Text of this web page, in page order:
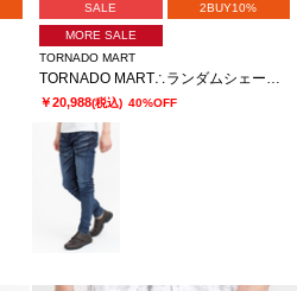
SALE 2BUY10%
MORE SALE
TORNADO MART
TORNADO MART∴ランダムシェービングスキニーデニム
￥20,988(税込) 40%OFF